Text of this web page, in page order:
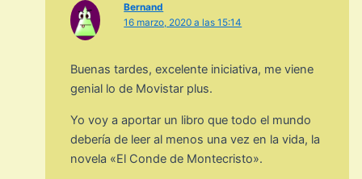
Bernand
16 marzo, 2020 a las 15:14
Buenas tardes, excelente iniciativa, me viene
genial lo de Movistar plus.
Yo voy a aportar un libro que todo el mundo
debería de leer al menos una vez en la vida, la
novela «El Conde de Montecristo».